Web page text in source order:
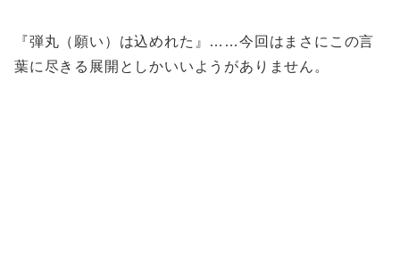
『弾丸（願い）は込めれた』……今回はまさにこの言
葉に尽きる展開としかいいようがありません。